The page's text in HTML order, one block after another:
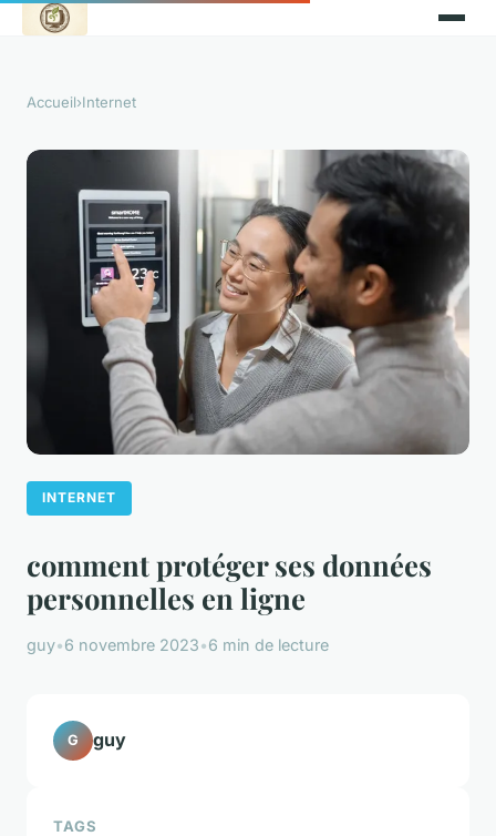
Accueil›Internet
INTERNET
comment protéger ses données
personnelles en ligne
guy•6 novembre 2023•6 min de lecture
G guy
TAGS